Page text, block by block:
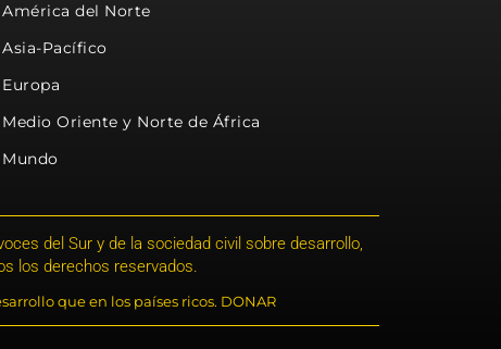
América del Norte
Asia-Pacífico
Europa
Medio Oriente y Norte de África
Mundo
del Sur y de la sociedad civil sobre desarrollo,
los derechos reservados.
que en los países ricos. DONAR